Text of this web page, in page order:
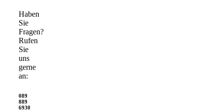
089
889
6930
Haben
Sie
Fragen?
Rufen
Sie
uns
gerne
an: